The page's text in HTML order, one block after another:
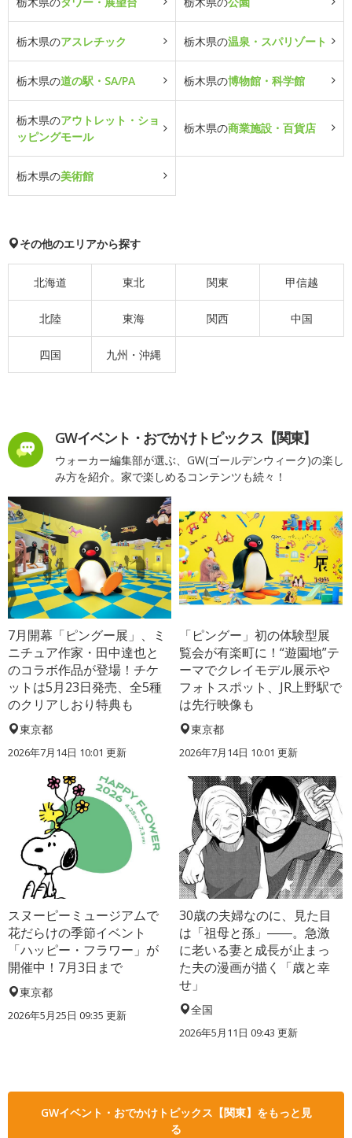
栃木県のアスレチック 栃木県の温泉・スパリゾート
栃木県の道の駅・SA/PA 栃木県の博物館・科学館
栃木県のアウトレット・ショ
ッピングモール
栃木県の商業施設・百貨店
栃木県の美術館
その他のエリアから探す
北海道 東北 関東 甲信越
北陸 東海 関西 中国
四国 九州・沖縄
GWイベント・おでかけトピックス【関東】
ウォーカー編集部が選ぶ、GW(ゴールデンウィーク)の楽し
み方を紹介。家で楽しめるコンテンツも続々！
7月開幕「ピングー展」、ミ
ニチュア作家・田中達也と
のコラボ作品が登場！チケ
ットは5月23日発売、全5種
のクリアしおり特典も
東京都
2026年7月14日 10:01 更新
「ピングー」初の体験型展
覧会が有楽町に！“遊園地”テ
ーマでクレイモデル展示や
フォトスポット、JR上野駅で
は先行映像も
東京都
2026年7月14日 10:01 更新
スヌーピーミュージアムで
花だらけの季節イベント
「ハッピー・フラワー」が
開催中！7月3日まで
東京都
2026年5月25日 09:35 更新
30歳の夫婦なのに、見た目
は「祖母と孫」――。急激
に老いる妻と成長が止まっ
た夫の漫画が描く「歳と幸
せ」
全国
2026年5月11日 09:43 更新
GWイベント・おでかけトピックス【関東】をもっと見
る